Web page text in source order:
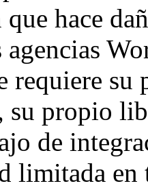
hace
requiere su
propio
de
limitada en